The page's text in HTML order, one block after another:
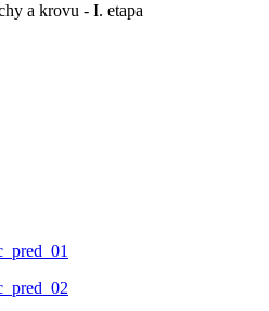
a krovu - I. etapa